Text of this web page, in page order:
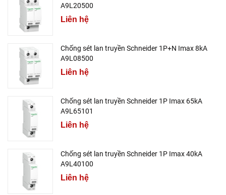
A9L20500
Liên hệ
Chống sét lan truyền Schneider 1P+N Imax 8kA
A9L08500
Liên hệ
Chống sét lan truyền Schneider 1P Imax 65kA
A9L65101
Liên hệ
Chống sét lan truyền Schneider 1P Imax 40kA
A9L40100
Liên hệ